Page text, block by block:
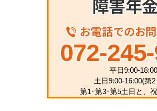
072-
平日9:00-18:00
土日9:00-16:00(第2
第1･第3･第5土日と、